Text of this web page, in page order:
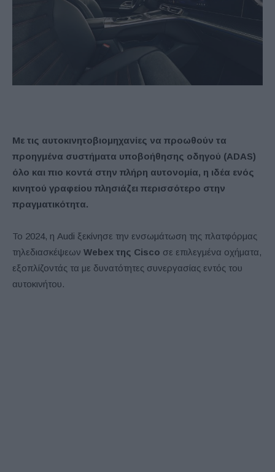
Με τις αυτοκινητοβιομηχανίες να προωθούν τα
προηγμένα συστήματα υποβοήθησης οδηγού (ADAS)
όλο και πιο κοντά στην πλήρη αυτονομία, η ιδέα ενός
κινητού γραφείου πλησιάζει περισσότερο στην
πραγματικότητα.
Το 2024, η Audi ξεκίνησε την ενσωμάτωση της πλατφόρμας
τηλεδιασκέψεων Webex της Cisco σε επιλεγμένα οχήματα,
εξοπλίζοντάς τα με δυνατότητες συνεργασίας εντός του
αυτοκινήτου.